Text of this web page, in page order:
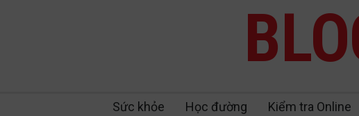
Sức khỏe Học đường Kiểm tra Online